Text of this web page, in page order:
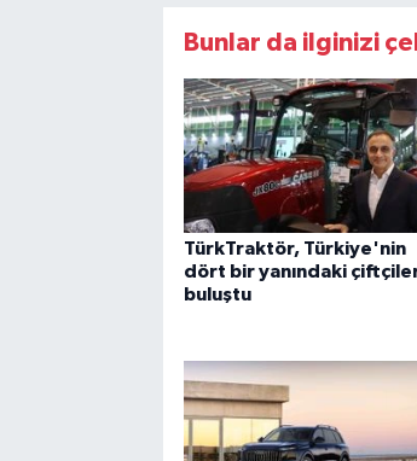
Bunlar da ilginizi
TürkTraktör, Türkiye'nin
dört bir yanındaki
buluştu